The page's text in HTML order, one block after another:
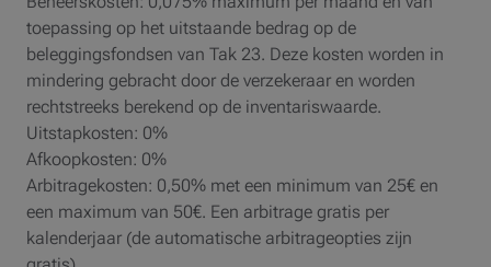
toepassing op het uitstaande bedrag op de
beleggingsfondsen van Tak 23. Deze kosten worden in
mindering gebracht door de verzekeraar en worden
rechtstreeks berekend op de inventariswaarde.
Uitstapkosten: 0%
Afkoopkosten: 0%
Arbitragekosten: 0,50% met een minimum van 25€ en
een maximum van 50€. Een arbitrage gratis per
kalenderjaar (de automatische arbitrageopties zijn